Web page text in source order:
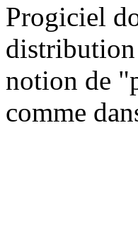
Progiciel
distribution
notion de
comme